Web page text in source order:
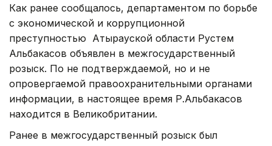
Как ранее сообщалось, департаментом по борьбе
с экономической и коррупционной
преступностью Атырауской области Рустем
Альбакасов объявлен в межгосударственный
розыск. По не подтверждаемой, но и не
опровергаемой правоохранительными органами
информации, в настоящее время Р.Альбакасов
находится в Великобритании.
Ранее в межгосударственный розыск был